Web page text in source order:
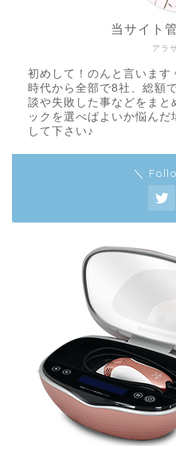
アラ
当サイト
初めして！のんと言います
時代から全部で8社、総額
談や失敗した事などをま
ックを選べばよいか悩ん
して下さい♪
＼